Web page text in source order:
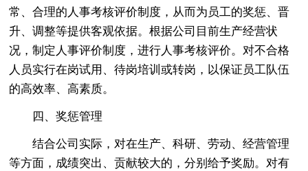
常、合理的人事考核评价制度，从而为员工的奖惩、晋
升、调整等提供客观依据。根据公司目前生产经营状
况，制定人事评价制度，进行人事考核评价。对不合格
人员实行在岗试用、待岗培训或转岗，以保证员工队伍
的高效率、高素质。
四、奖惩管理
结合公司实际，对在生产、科研、劳动、经营管理
等方面，成绩突出、贡献较大的，分别给予奖励。对有